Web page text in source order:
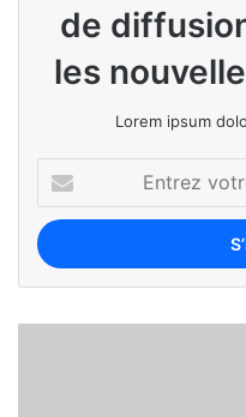
de
les
Lorem ipsum